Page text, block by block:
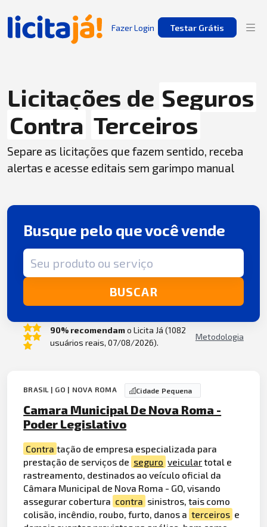
Fazer Login Testar Grátis
Licitações de Seguros
Contra Terceiros
Separe as licitações que fazem sentido, receba
alertas e acesse editais sem garimpo manual
Busque pelo que você vende
Termo de busca
BUSCAR
90% recomendamo Licita Já (1082
usuários reais, 07/08/2026).
Metodologia
BRASIL | GO | NOVA ROMA Cidade Pequena
Camara Municipal De Nova Roma -
Poder Legislativo
Contra tação de empresa especializada para
prestação de serviços de seguro veiculartotal e
rastreamento, destinados ao veículo oficial da
Câmara Municipal de Nova Roma - GO, visando
assegurar cobertura contra sinistros, tais como
colisão, incêndio, roubo, furto, danos a terceiros e